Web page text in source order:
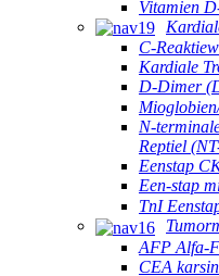
Vitamien
C-
Kardiale
D-Dimer
N-
Reptiel
Eenstap
Een-stap
TnI
AFP Alfa-
CEA